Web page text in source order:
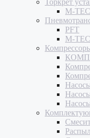
Торкрет
M-TEC
PFT
M-TEC